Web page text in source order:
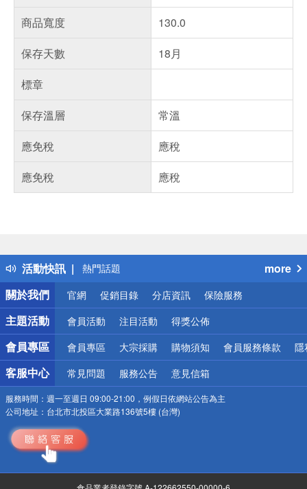
商品寬度
130.0
保存天數
18月
標章
保存溫層
常溫
應免稅
應稅
應免稅
應稅
活動快訊
得獎公告
熱門話題
銀行優惠
偏遠地區配送
詐騙網頁！請小心！
more
關於我們
官網 促銷目錄 分店資訊 保險服務
主題活動 會員活動 注目活動 得獎公佈
會員專區 會員專區 大宗採購 購物須知 會員服務條款 隱
客服中心 常見問題 服務公告 意見信箱
服務時間： 週一至週日 09:00-21:00，例假日依網站公告為主
公司地址： 台北市北投區大業路136號5樓 (台灣)